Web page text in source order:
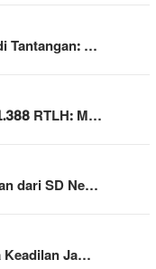
Tantangan: …
RTLH: M…
dari SD Ne…
Keadilan Ja…